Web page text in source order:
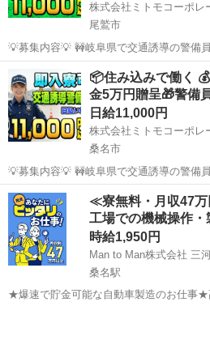
株式会社ミトモコーポレ
尾鷲市
💡募集内容💡 🚧岐阜県で交通誘導の警備
OK。 🔰未経験でも安心の研修体制。 👫
歓迎。 ✨安心して働ける環境で新生活をスタ
給】 ✅日...
その他 新聞屋
📦住み込みで働く
金5万円贈呈🎁警備
日給11,000円
株式会社ミトモコーポレ
桑名市
💡募集内容💡 🚧岐阜県で交通誘導の警備
OK。 🔰未経験でも安心の研修体制。 👫
歓迎。 ✨安心して働ける環境で新生活をスタ
給】 ✅日...
三重 桑名市 その他 温泉
≪寮無料・月収47
工場での機械操作
時給1,950円
Man to Man株式会社 三
桑名駅
★爆速で貯金可能な自動車製造のお仕事★